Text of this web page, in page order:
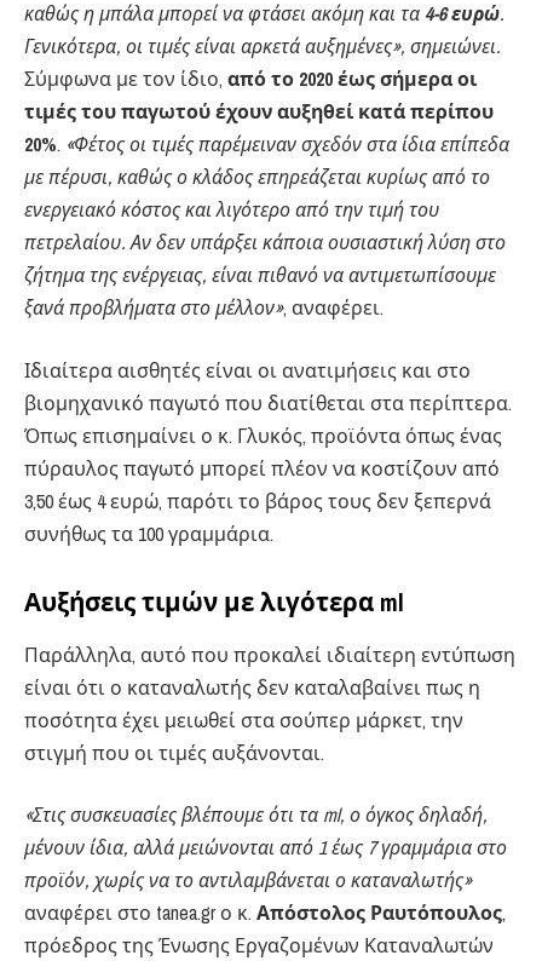
καθώς η μπάλα μπορεί να φτάσει ακόμη και τα 4-6 ευρώ.
Γενικότερα, οι τιμές είναι αρκετά αυξημένες», σημειώνει.
Σύμφωνα με τον ίδιο, από το 2020 έως σήμερα οι
τιμές του παγωτού έχουν αυξηθεί κατά περίπου
20%. «Φέτος οι τιμές παρέμειναν σχεδόν στα ίδια επίπεδα
με πέρυσι, καθώς ο κλάδος επηρεάζεται κυρίως από το
ενεργειακό κόστος και λιγότερο από την τιμή του
πετρελαίου. Αν δεν υπάρξει κάποια ουσιαστική λύση στο
ζήτημα της ενέργειας, είναι πιθανό να αντιμετωπίσουμε
ξανά προβλήματα στο μέλλον», αναφέρει.
Ιδιαίτερα αισθητές είναι οι ανατιμήσεις και στο
βιομηχανικό παγωτό που διατίθεται στα περίπτερα.
Όπως επισημαίνει ο κ. Γλυκός, προϊόντα όπως ένας
πύραυλος παγωτό μπορεί πλέον να κοστίζουν από
3,50 έως 4 ευρώ, παρότι το βάρος τους δεν ξεπερνά
συνήθως τα 100 γραμμάρια.
Αυξήσεις τιμών με λιγότερα ml
Παράλληλα, αυτό που προκαλεί ιδιαίτερη εντύπωση
είναι ότι ο καταναλωτής δεν καταλαβαίνει πως η
ποσότητα έχει μειωθεί στα σούπερ μάρκετ, την
στιγμή που οι τιμές αυξάνονται.
«Στις συσκευασίες βλέπουμε ότι τα ml, ο όγκος δηλαδή,
μένουν ίδια, αλλά μειώνονται από 1 έως 7 γραμμάρια στο
προϊόν, χωρίς να το αντιλαμβάνεται ο καταναλωτής»
αναφέρει στο tanea.gr ο κ. Απόστολος Ραυτόπουλος,
πρόεδρος της Ένωσης Εργαζομένων Καταναλωτών